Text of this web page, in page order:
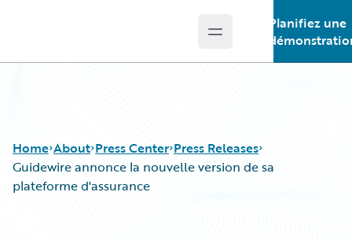
Open main menu
Planifiez une
Home About Press Center Press Releases
Guidewire annonce la nouvelle version de sa
plateforme d'assurance